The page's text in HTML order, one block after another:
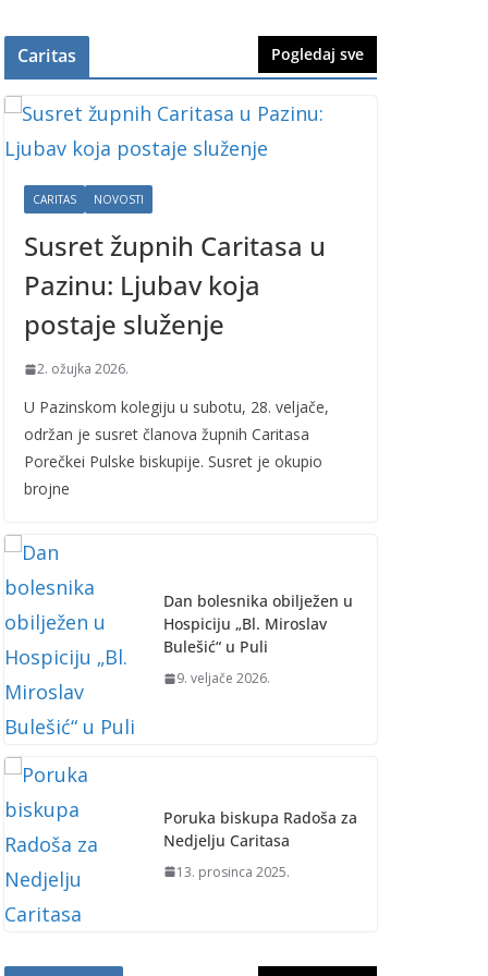
Caritas Pogledaj sve
CARITAS NOVOSTI
Susret župnih Caritasa u
Pazinu: Ljubav koja
postaje služenje
2. ožujka 2026.
U Pazinskom kolegiju u subotu, 28. veljače,
održan je susret članova župnih Caritasa
Porečkei Pulske biskupije. Susret je okupio
brojne
Dan bolesnika obilježen u
Hospiciju „Bl. Miroslav
Bulešić“ u Puli
9. veljače 2026.
Poruka biskupa Radoša za
Nedjelju Caritasa
13. prosinca 2025.